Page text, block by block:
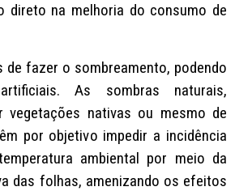
direto na melhoria do consumo de
de fazer o sombreamento, podendo
As sombras naturais,
vegetações nativas ou mesmo de
por objetivo impedir a incidência
ambiental por meio da
das folhas, amenizando os efeitos